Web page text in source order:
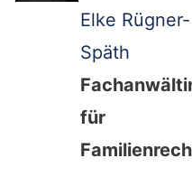
Elke Rügner-
Späth
für